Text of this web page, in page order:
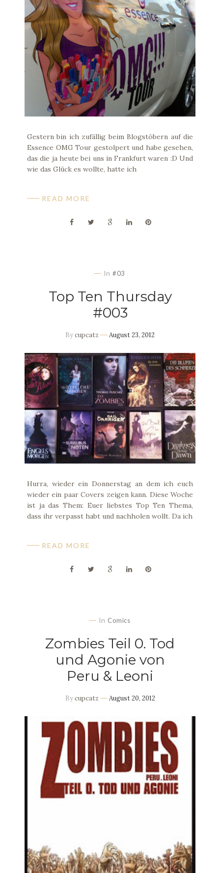
Gestern bin ich zufällig beim Blogstöbern auf die
Essence OMG Tour gestolpert und habe gesehen,
das die ja heute bei uns in Frankfurt waren :D Und
wie das Glück es wollte, hatte ich
READ MORE
In #03
Top Ten Thursday
#003
Bycupcatz August 23, 2012
Hurra, wieder ein Donnerstag an dem ich euch
wieder ein paar Covers zeigen kann. Diese Woche
ist ja das Them: Euer liebstes Top Ten Thema,
dass ihr verpasst habt und nachholen wollt. Da ich
READ MORE
In Comics
Zombies Teil 0. Tod
und Agonie von
Peru & Leoni
Bycupcatz August 20, 2012